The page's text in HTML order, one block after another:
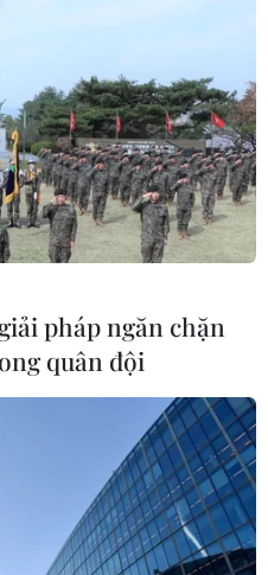
dân tiếp cận trạm kiểm
Hàn Quốc-Triều Tiên.
pháp ngăn chặn
quân đội